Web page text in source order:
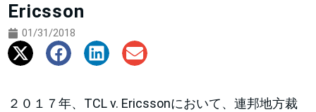
Ericsson
01/31/2018
２０１７年、TCL v. Ericssonにおいて、連邦地方裁